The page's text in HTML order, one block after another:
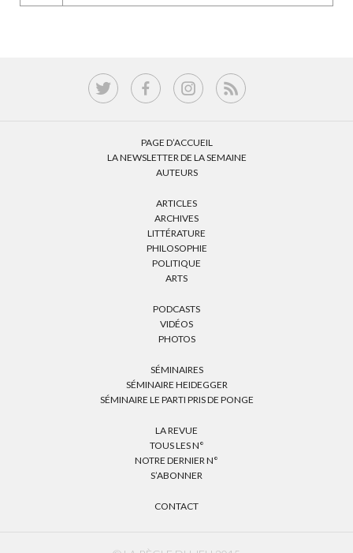
PAGE D’ACCUEIL
LA NEWSLETTER DE LA SEMAINE
AUTEURS
ARTICLES
ARCHIVES
LITTÉRATURE
PHILOSOPHIE
POLITIQUE
ARTS
PODCASTS
VIDÉOS
PHOTOS
SÉMINAIRES
SÉMINAIRE HEIDEGGER
SÉMINAIRE LE PARTI PRIS DE PONGE
LA REVUE
TOUS LES N°
NOTRE DERNIER N°
S’ABONNER
CONTACT